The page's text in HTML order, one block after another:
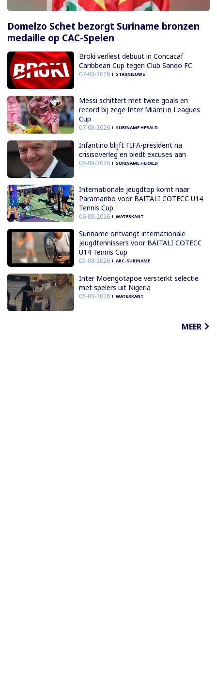
Domelzo Schet bezorgt Suriname bronzen
medaille op CAC-Spelen
Broki verliest debuut in Concacaf
Caribbean Cup tegen Club Sando FC
07-08-2026 STARNIEUWS
Messi schittert met twee goals en
record bij zege Inter Miami in Leagues
Cup
07-08-2026 SURINAME HERALD
Infantino blijft FIFA-president na
crisisoverleg en biedt excuses aan
06-08-2026 SURINAME HERALD
Internationale jeugdtop komt naar
Paramaribo voor BAITALI COTECC U14
Tennis Cup
06-08-2026 WATERKANT
Suriname ontvangt internationale
jeugdtennissers voor BAITALI COTECC
U14 Tennis Cup
05-08-2026 ABC-SURINAME
Inter Moengotapoe versterkt selectie
met spelers uit Nigeria
05-08-2026 WATERKANT
MEER